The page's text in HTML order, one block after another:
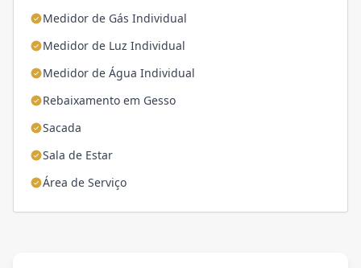
Medidor de Gás Individual
Medidor de Luz Individual
Medidor de Água Individual
Rebaixamento em Gesso
Sacada
Sala de Estar
Área de Serviço